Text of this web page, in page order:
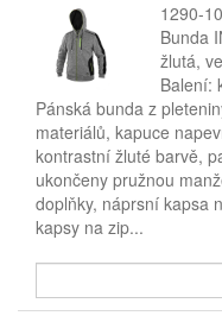
1290-
Bunda
žlutá,
Balení:
Pánská bunda z
materiálů, kapuce
kontrastní žluté barvě,
ukončeny pružnou
doplňky, náprsní kapsa
kapsy na zip...